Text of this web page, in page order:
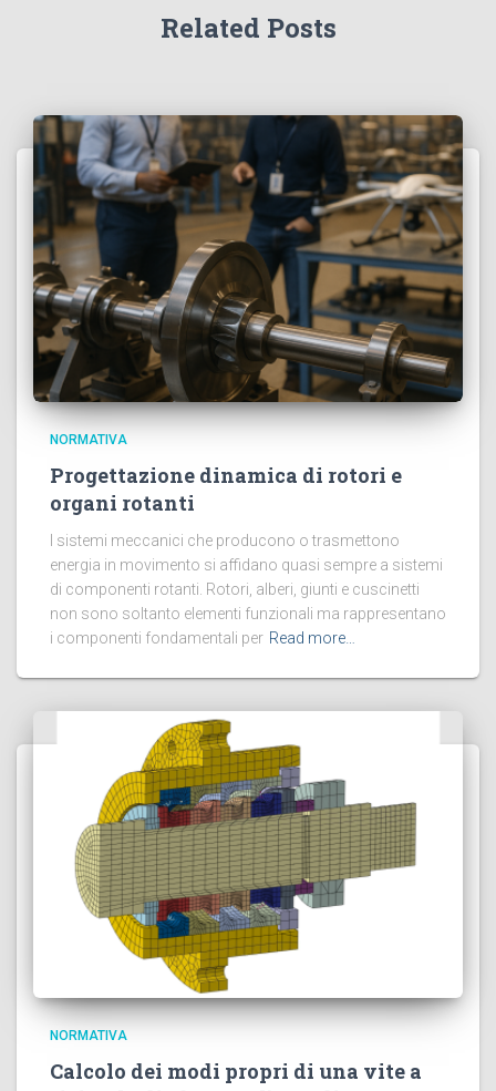
Related Posts
NORMATIVA
Progettazione dinamica di rotori e
organi rotanti
I sistemi meccanici che producono o trasmettono
energia in movimento si affidano quasi sempre a sistemi
di componenti rotanti. Rotori, alberi, giunti e cuscinetti
non sono soltanto elementi funzionali ma rappresentano
i componenti fondamentali per Read more…
NORMATIVA
Calcolo dei modi propri di una vite a